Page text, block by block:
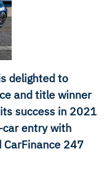
delighted to
and title winner
success in 2021
entry with
247